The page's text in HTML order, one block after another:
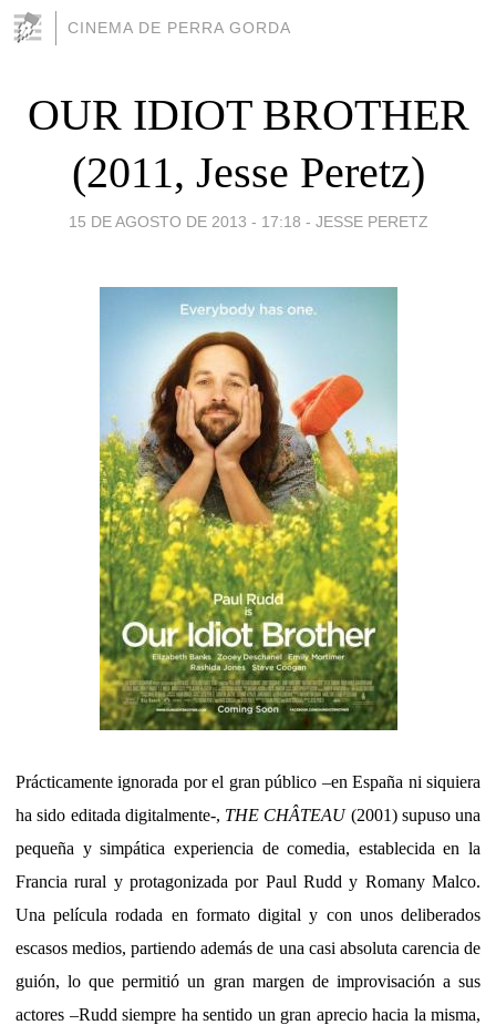
CINEMA DE PERRA GORDA
OUR IDIOT BROTHER
(2011, Jesse Peretz)
15 DE AGOSTO DE 2013 - 17:18 - JESSE PERETZ
Prácticamente ignorada por el gran público –en España ni siquiera
ha sido editada digitalmente-, THE CHÂTEAU(2001) supuso una
pequeña y simpática experiencia de comedia, establecida en la
Francia rural y protagonizada por Paul Rudd y Romany Malco.
Una película rodada en formato digital y con unos deliberados
escasos medios, partiendo además de una casi absoluta carencia de
guión, lo que permitió un gran margen de improvisación a sus
actores –Rudd siempre ha sentido un gran aprecio hacia la misma,